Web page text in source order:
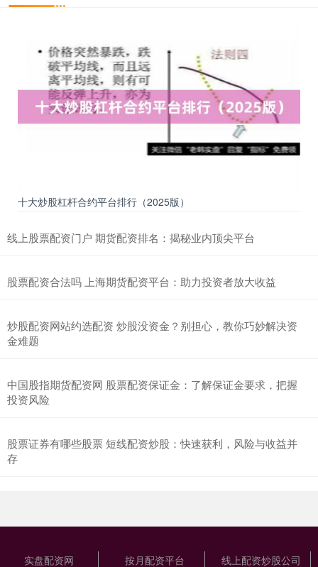
十大炒股杠杆合约平台排行（2025版）
线上股票配资门户 期货配资排名：揭秘业内顶尖平台
股票配资合法吗 上海期货配资平台：助力投资者放大收益
炒股配资网站约选配资 炒股没资金？别担心，教你巧妙解决资
金难题
中国股指期货配资网 股票配资保证金：了解保证金要求，把握
投资风险
股票证券有哪些股票 短线配资炒股：快速获利，风险与收益并
存
实盘配资网 按月配资平台 线上配资炒股公司